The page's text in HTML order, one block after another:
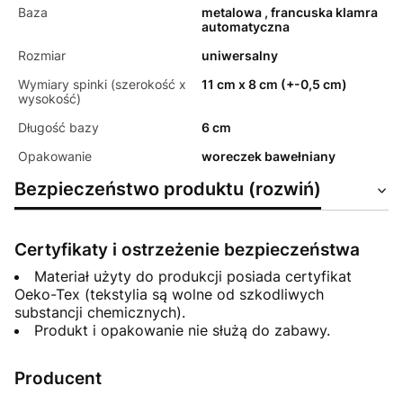
Baza
metalowa , francuska klamra
automatyczna
Rozmiar
uniwersalny
Wymiary spinki (szerokość x
wysokość)
11 cm x 8 cm (+-0,5 cm)
Długość bazy
6 cm
Opakowanie
woreczek bawełniany
Bezpieczeństwo produktu (rozwiń)
Certyfikaty i ostrzeżenie bezpieczeństwa
Materiał użyty do produkcji posiada certyfikat
Oeko-Tex (tekstylia są wolne od szkodliwych
substancji chemicznych).
Produkt i opakowanie nie służą do zabawy.
Producent